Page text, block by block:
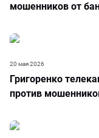
мошенников от
Григоренко
против
20 мая 2026